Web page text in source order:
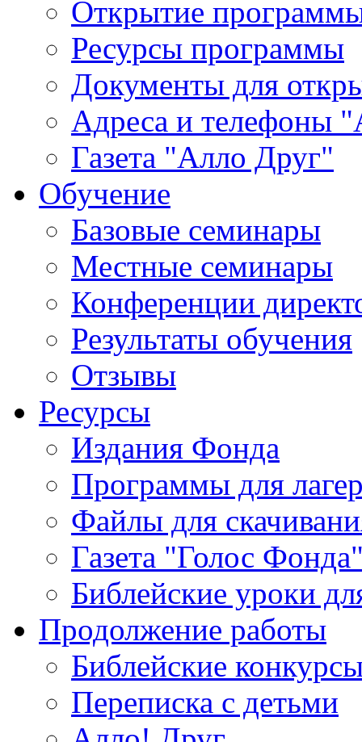
Открытие
Ресурсы программы
Документы для
Адреса и телефоны
Газета "Алло Друг"
Обучение
Базовые семинары
Местные семинары
Конференции
Результаты обучения
Отзывы
Ресурсы
Издания Фонда
Программы для
Файлы для
Газета "Голос
Библейские уроки
Продолжение работы
Библейские
Переписка с детьми